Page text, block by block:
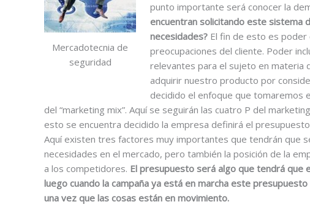
Mercadotecnia de
seguridad
punto importante será conocer la
encuentran solicitando este sistema
necesidades?El fin de esto es poder
preocupaciones del cliente. Poder
relevantes para el sujeto en materia
adquirir nuestro producto por
decidido el enfoque que tomaremos
del “marketing mix”. Aquí se seguirán las cuatro P del
esto se encuentra decidido la empresa definirá el
Aquí existen tres factores muy importantes que tendrán que
necesidades en el mercado, pero también la posición de la
a los competidores. El presupuesto será algo que tendrá
luego cuando la campaña ya está en marcha este
una vez que las cosas están en movimiento.